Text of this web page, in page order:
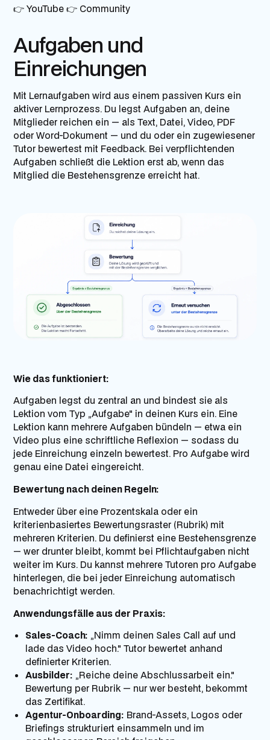
👉YouTube👉 Community
Aufgaben und
Einreichungen
Mit Lernaufgaben wird aus einem passiven Kurs ein
aktiver Lernprozess. Du legst Aufgaben an, deine
Mitglieder reichen ein — als Text, Datei, Video, PDF
oder Word-Dokument — und du oder ein zugewiesener
Tutor bewertest mit Feedback. Bei verpflichtenden
Aufgaben schließt die Lektion erst ab, wenn das
Mitglied die Bestehensgrenze erreicht hat.
Wie das funktioniert:
Aufgaben legst du zentral an und bindest sie als
Lektion vom Typ „Aufgabe" in deinen Kurs ein. Eine
Lektion kann mehrere Aufgaben bündeln — etwa ein
Video plus eine schriftliche Reflexion — sodass du
jede Einreichung einzeln bewertest. Pro Aufgabe wird
genau eine Datei eingereicht.
Bewertung nach deinen Regeln:
Entweder über eine Prozentskala oder ein
kriterienbasiertes Bewertungsraster (Rubrik) mit
mehreren Kriterien. Du definierst eine Bestehensgrenze
— wer drunter bleibt, kommt bei Pflichtaufgaben nicht
weiter im Kurs. Du kannst mehrere Tutoren pro Aufgabe
hinterlegen, die bei jeder Einreichung automatisch
benachrichtigt werden.
Anwendungsfälle aus der Praxis:
Sales-Coach: „Nimm deinen Sales Call auf und
lade das Video hoch." Tutor bewertet anhand
definierter Kriterien.
Ausbilder: „Reiche deine Abschlussarbeit ein."
Bewertung per Rubrik — nur wer besteht, bekommt
das Zertifikat.
Agentur-Onboarding: Brand-Assets, Logos oder
Briefings strukturiert einsammeln und im